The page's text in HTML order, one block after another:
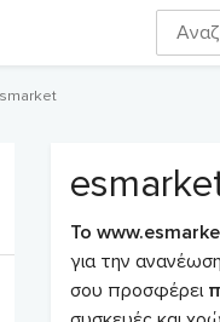
Το
για την
σου προσφέρει